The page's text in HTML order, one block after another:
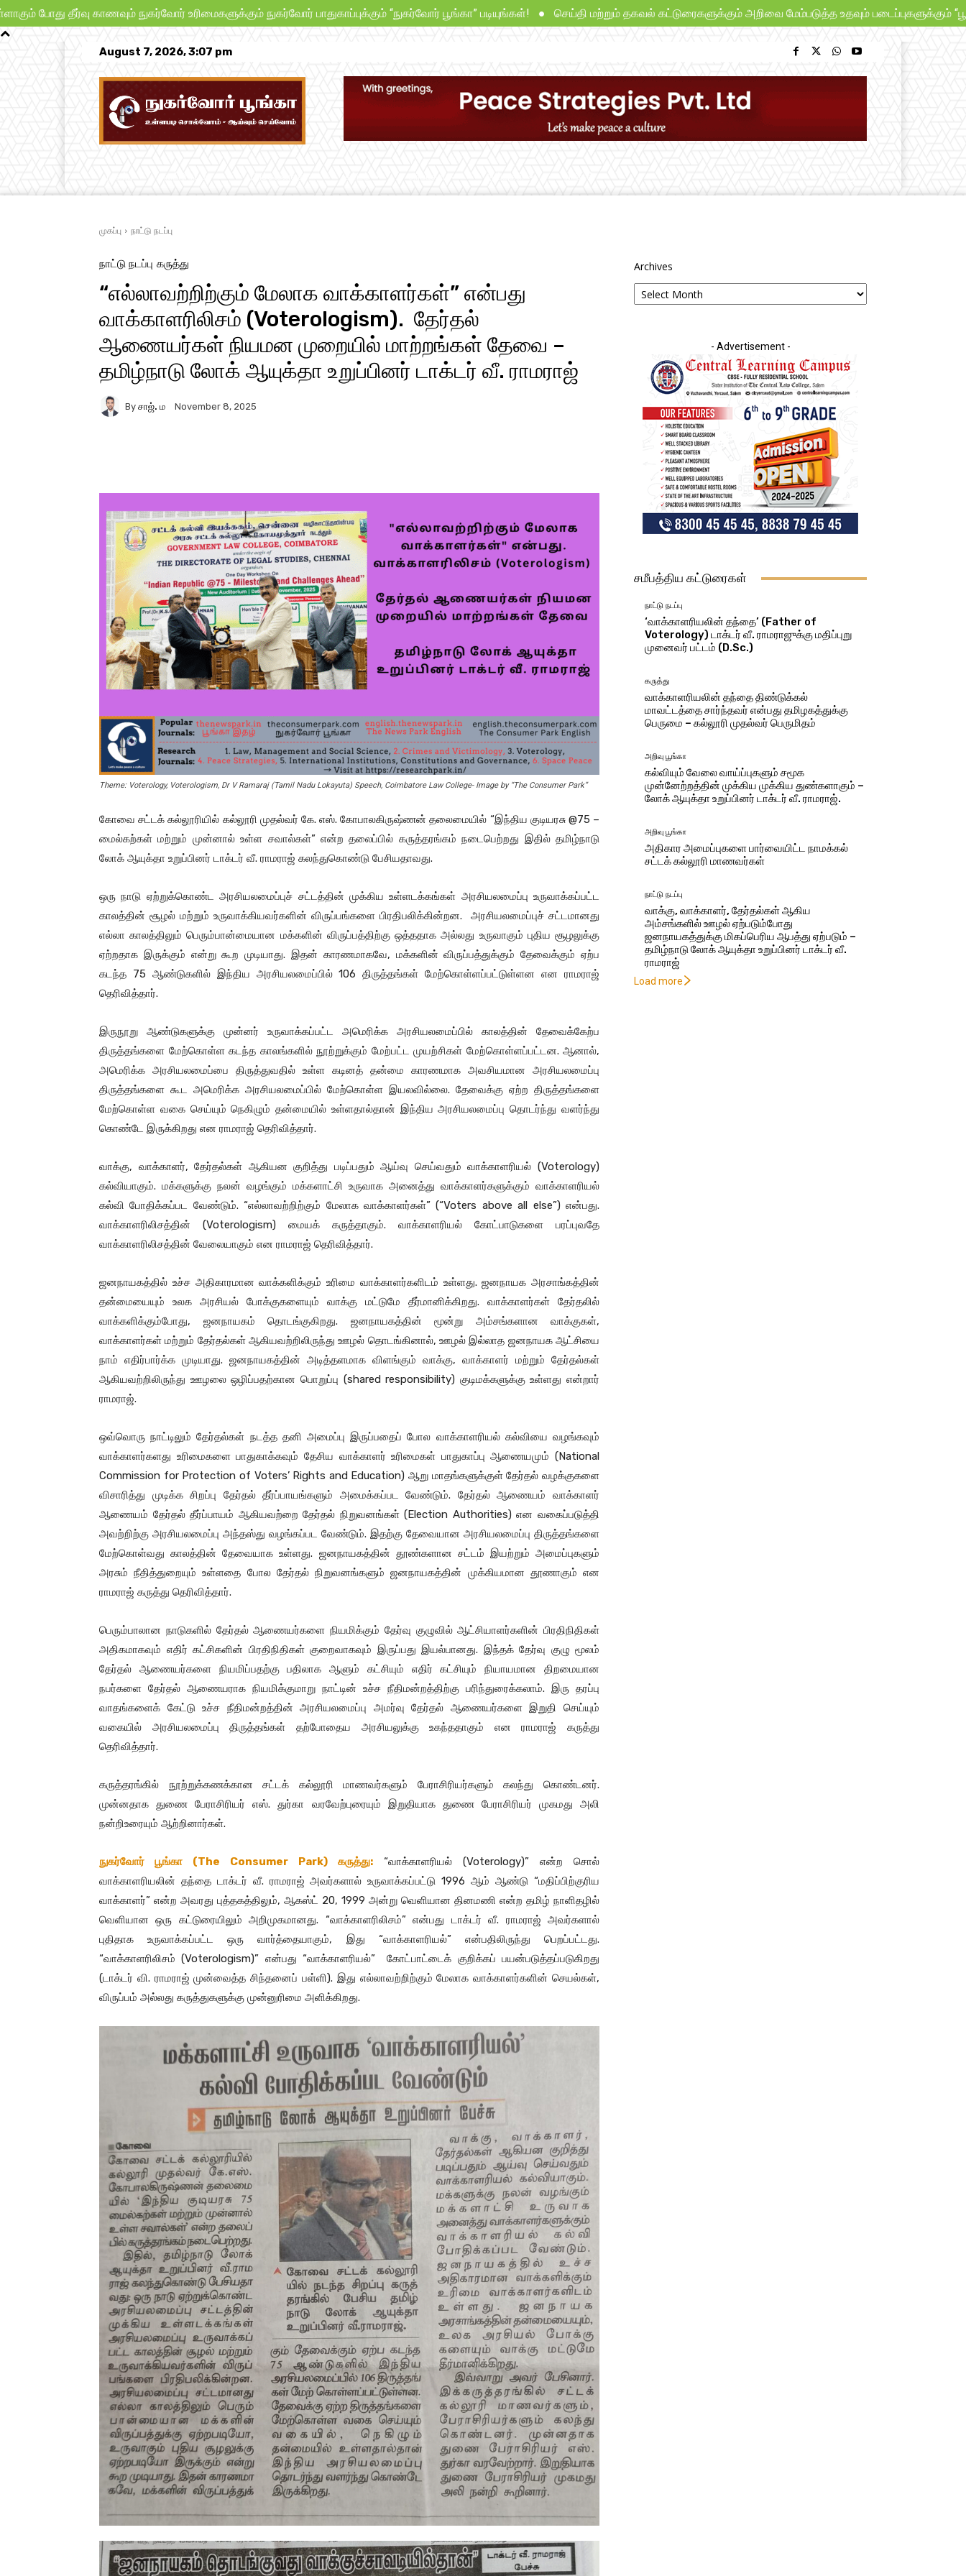
காணவும் நுகர்வோர் உரிமைகளுக்கும் நுகர்வோர் பாதுகாப்புக்கும் “நுகர்வோர் பூங்கா” படியுங்கள்! ● செய்தி மற்றும் தகவல் கட்டுரைகளுக்கும் அறிவை மேம்படுத்த உதவும் படைப்புகளுக்கும்
August 7, 2026, 3:07 pm
முகப்பு நாட்டு நடப்பு
நாட்டு நடப்பு கருத்து
“எல்லாவற்றிற்கும் மேலாக வாக்காளர்கள்” என்பது
வாக்காளரிலிசம் (Voterologism). தேர்தல்
ஆணையர்கள் நியமன முறையில் மாற்றங்கள் தேவை –
தமிழ்நாடு லோக் ஆயுக்தா உறுப்பினர் டாக்டர் வீ. ராமராஜ்
By சாஜ். ம November 8, 2025
Theme: Voterology, Voterologism, Dr V Ramaraj (Tamil Nadu Lokayuta) Speech, Coimbatore Law College- Image by “The Consumer Park”
கோவை சட்டக் கல்லூரியில் கல்லூரி முதல்வர் கே. எஸ். கோபாலகிருஷ்ணன் தலைமையில் “இந்திய குடியரசு @75 –
மைல்கற்கள் மற்றும் முன்னால் உள்ள சவால்கள்” என்ற தலைப்பில் கருத்தரங்கம் நடைபெற்றது இதில் தமிழ்நாடு
லோக் ஆயுக்தா உறுப்பினர் டாக்டர் வீ. ராமராஜ் கலந்துகொண்டு பேசியதாவது.
ஒரு நாடு ஏற்றுக்கொண்ட அரசியலமைப்புச் சட்டத்தின் முக்கிய உள்ளடக்கங்கள் அரசியலமைப்பு உருவாக்கப்பட்ட
காலத்தின் சூழல் மற்றும் உருவாக்கியவர்களின் விருப்பங்களை பிரதிபலிக்கின்றன. அரசியலமைப்புச் சட்டமானது
எல்லா காலத்திலும் பெரும்பான்மையான மக்களின் விருப்பத்திற்கு ஒத்ததாக அல்லது உருவாகும் புதிய சூழலுக்கு
ஏற்றதாக இருக்கும் என்று கூற முடியாது. இதன் காரணமாகவே, மக்களின் விருப்பத்துக்கும் தேவைக்கும் ஏற்ப
கடந்த 75 ஆண்டுகளில் இந்திய அரசியலமைப்பில் 106 திருத்தங்கள் மேற்கொள்ளப்பட்டுள்ளன என ராமராஜ்
தெரிவித்தார்.
இருநூறு ஆண்டுகளுக்கு முன்னர் உருவாக்கப்பட்ட அமெரிக்க அரசியலமைப்பில் காலத்தின் தேவைக்கேற்ப
திருத்தங்களை மேற்கொள்ள கடந்த காலங்களில் நூற்றுக்கும் மேற்பட்ட முயற்சிகள் மேற்கொள்ளப்பட்டன. ஆனால்,
அமெரிக்க அரசியலமைப்பை திருத்துவதில் உள்ள கடினத் தன்மை காரணமாக அவசியமான அரசியலமைப்பு
திருத்தங்களை கூட அமெரிக்க அரசியலமைப்பில் மேற்கொள்ள இயலவில்லை. தேவைக்கு ஏற்ற திருத்தங்களை
மேற்கொள்ள வகை செய்யும் நெகிழும் தன்மையில் உள்ளதால்தான் இந்திய அரசியலமைப்பு தொடர்ந்து வளர்ந்து
கொண்டே இருக்கிறது என ராமராஜ் தெரிவித்தார்.
வாக்கு, வாக்காளர், தேர்தல்கள் ஆகியன குறித்து படிப்பதும் ஆய்வு செய்வதும் வாக்காளரியல் (Voterology)
கல்வியாகும். மக்களுக்கு நலன் வழங்கும் மக்களாட்சி உருவாக அனைத்து வாக்காளர்களுக்கும் வாக்காளரியல்
கல்வி போதிக்கப்பட வேண்டும். “எல்லாவற்றிற்கும் மேலாக வாக்காளர்கள்” (“Voters above all else”) என்பது.
வாக்காளரிலிசத்தின் (Voterologism) மையக் கருத்தாகும். வாக்காளரியல் கோட்பாடுகளை பரப்புவதே
வாக்காளரிலிசத்தின் வேலையாகும் என ராமராஜ் தெரிவித்தார்.
ஜனநாயகத்தில் உச்ச அதிகாரமான வாக்களிக்கும் உரிமை வாக்காளர்களிடம் உள்ளது. ஜனநாயக அரசாங்கத்தின்
தன்மையையும் உலக அரசியல் போக்குகளையும் வாக்கு மட்டுமே தீர்மானிக்கிறது. வாக்காளர்கள் தேர்தலில்
வாக்களிக்கும்போது, ஜனநாயகம் தொடங்குகிறது. ஜனநாயகத்தின் மூன்று அம்சங்களான வாக்குகள்,
வாக்காளர்கள் மற்றும் தேர்தல்கள் ஆகியவற்றிலிருந்து ஊழல் தொடங்கினால், ஊழல் இல்லாத ஜனநாயக ஆட்சியை
நாம் எதிர்பார்க்க முடியாது. ஜனநாயகத்தின் அடித்தளமாக விளங்கும் வாக்கு, வாக்காளர் மற்றும் தேர்தல்கள்
ஆகியவற்றிலிருந்து ஊழலை ஒழிப்பதற்கான பொறுப்பு (shared responsibility) குடிமக்களுக்கு உள்ளது என்றார்
ராமராஜ்.
ஒவ்வொரு நாட்டிலும் தேர்தல்கள் நடத்த தனி அமைப்பு இருப்பதைப் போல வாக்காளரியல் கல்வியை வழங்கவும்
வாக்காளர்களது உரிமைகளை பாதுகாக்கவும் தேசிய வாக்காளர் உரிமைகள் பாதுகாப்பு ஆணையமும் (National
Commission for Protection of Voters’ Rights and Education) ஆறு மாதங்களுக்குள் தேர்தல் வழக்குகளை
விசாரித்து முடிக்க சிறப்பு தேர்தல் தீர்ப்பாயங்களும் அமைக்கப்பட வேண்டும். தேர்தல் ஆணையம் வாக்காளர்
ஆணையம் தேர்தல் தீர்ப்பாயம் ஆகியவற்றை தேர்தல் நிறுவனங்கள் (Election Authorities) என வகைப்படுத்தி
அவற்றிற்கு அரசியலமைப்பு அந்தஸ்து வழங்கப்பட வேண்டும். இதற்கு தேவையான அரசியலமைப்பு திருத்தங்களை
மேற்கொள்வது காலத்தின் தேவையாக உள்ளது. ஜனநாயகத்தின் தூண்களான சட்டம் இயற்றும் அமைப்புகளும்
அரசும் நீதித்துறையும் உள்ளதை போல தேர்தல் நிறுவனங்களும் ஜனநாயகத்தின் முக்கியமான தூணாகும் என
ராமராஜ் கருத்து தெரிவித்தார்.
பெரும்பாலான நாடுகளில் தேர்தல் ஆணையர்களை நியமிக்கும் தேர்வு குழுவில் ஆட்சியாளர்களின் பிரதிநிதிகள்
அதிகமாகவும் எதிர் கட்சிகளின் பிரதிநிதிகள் குறைவாகவும் இருப்பது இயல்பானது. இந்தக் தேர்வு குழு மூலம்
தேர்தல் ஆணையர்களை நியமிப்பதற்கு பதிலாக ஆளும் கட்சியும் எதிர் கட்சியும் நியாயமான திறமையான
நபர்களை தேர்தல் ஆணையராக நியமிக்குமாறு நாட்டின் உச்ச நீதிமன்றத்திற்கு பரிந்துரைக்கலாம். இரு தரப்பு
வாதங்களைக் கேட்டு உச்ச நீதிமன்றத்தின் அரசியலமைப்பு அமர்வு தேர்தல் ஆணையர்களை இறுதி செய்யும்
வகையில் அரசியலமைப்பு திருத்தங்கள் தற்போதைய அரசியலுக்கு உகந்ததாகும் என ராமராஜ் கருத்து
தெரிவித்தார்.
கருத்தரங்கில் நூற்றுக்கணக்கான சட்டக் கல்லூரி மாணவர்களும் பேராசிரியர்களும் கலந்து கொண்டனர்.
முன்னதாக துணை பேராசிரியர் எஸ். துர்கா வரவேற்புரையும் இறுதியாக துணை பேராசிரியர் முகமது அலி
நன்றிஉரையும் ஆற்றினார்கள்.
நுகர்வோர் பூங்கா (The Consumer Park) கருத்து: “வாக்காளரியல் (Voterology)” என்ற சொல்
வாக்காளரியலின் தந்தை டாக்டர் வீ. ராமராஜ் அவர்களால் உருவாக்கப்பட்டு 1996 ஆம் ஆண்டு “மதிப்பிற்குரிய
வாக்காளர்” என்ற அவரது புத்தகத்திலும், ஆகஸ்ட் 20, 1999 அன்று வெளியான தினமணி என்ற தமிழ் நாளிதழில்
வெளியான ஒரு கட்டுரையிலும் அறிமுகமானது. “வாக்காளரிலிசம்” என்பது டாக்டர் வீ. ராமராஜ் அவர்களால்
புதிதாக உருவாக்கப்பட்ட ஒரு வார்த்தையாகும், இது “வாக்காளரியல்” என்பதிலிருந்து பெறப்பட்டது.
“வாக்காளரிலிசம் (Voterologism)” என்பது “வாக்காளரியல்” கோட்பாட்டைக் குறிக்கப் பயன்படுத்தப்படுகிறது
(டாக்டர் வி. ராமராஜ் முன்வைத்த சிந்தனைப் பள்ளி). இது எல்லாவற்றிற்கும் மேலாக வாக்காளர்களின் செயல்கள்,
விருப்பம் அல்லது கருத்துகளுக்கு முன்னுரிமை அளிக்கிறது.
Archives
- Advertisement -
சமீபத்திய கட்டுரைகள்
நாட்டு நடப்பு
‘வாக்காளரியலின் தந்தை’ (Father of
Voterology) டாக்டர் வீ. ராமராஜுக்கு மதிப்புறு
முனைவர் பட்டம் (D.Sc.)
கருத்து
வாக்காளரியலின் தந்தை திண்டுக்கல்
மாவட்டத்தை சார்ந்தவர் என்பது தமிழகத்துக்கு
பெருமை – கல்லூரி முதல்வர் பெருமிதம்
அறிவு பூங்கா
கல்வியும் வேலை வாய்ப்புகளும் சமூக
முன்னேற்றத்தின் முக்கிய முக்கிய துண்களாகும் –
லோக் ஆயுக்தா உறுப்பினர் டாக்டர் வீ. ராமராஜ்.
அறிவு பூங்கா
அதிகார அமைப்புகளை பார்வையிட்ட நாமக்கல்
சட்டக் கல்லூரி மாணவர்கள்
நாட்டு நடப்பு
வாக்கு, வாக்காளர், தேர்தல்கள் ஆகிய
அம்சங்களில் ஊழல் ஏற்படும்போது
ஜனநாயகத்துக்கு மிகப்பெரிய ஆபத்து ஏற்படும் –
தமிழ்நாடு லோக் ஆயுக்தா உறுப்பினர் டாக்டர் வீ.
ராமராஜ்
Load more